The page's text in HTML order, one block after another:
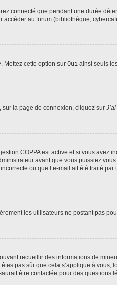
connecté que pendant une durée
au forum (bibliothèque,
. Mettez cette option sur Oui ainsi seuls
la page de connexion, cliquez sur
COPPA est active et si vous
avant que vous puissiez
ou que l’e-mail ait été traité
les utilisateurs ne postant pas
recueillir des informations de
pas sûr que cela s’applique à
être contactée pour des questions